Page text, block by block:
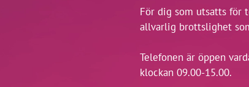
För dig som utsatts för
allvarlig brottslighet
Telefonen är öppen
klockan 09.00-15.00.